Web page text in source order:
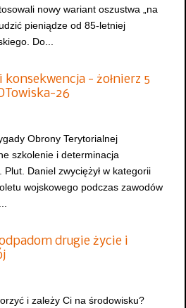
nowy wariant oszustwa „na
pieniądze od 85-letniej
Do...
konsekwencja - żołnierz 5
26
Obrony Terytorialnej
szkolenie i determinacja
Daniel zwyciężył w kategorii
wojskowego podczas zawodów
drugie życie i
i zależy Ci na środowisku?